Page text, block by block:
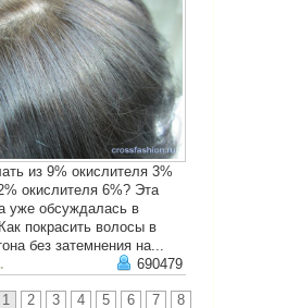
из 9% окислителя 3%
окислителя 6%? Эта
уже обсуждалась в
покрасить волосы в
без затемнения на...
690479
1 2 3 4 5 6 7 8